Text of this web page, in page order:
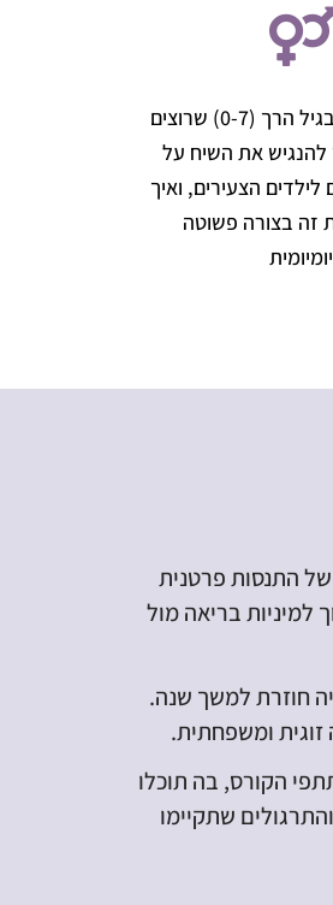
להורים לילדים בגיל הרך (0-7) שרוצים
להנגיש את השיח על
לילדים הצעירים, ואיך
זה בצורה פשוטה
התנסות פרטנית
בריאה מול
חוזרת למשך שנה.
ומשפחתית.
הקורס, בה תוכלו
שתקיימו